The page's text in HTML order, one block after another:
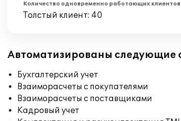
Количество одновременно работающих клиентов
Толстый клиент: 40
Автоматизированы следующие
Бухгалтерский учет
Взаиморасчеты с покупателями
Взаиморасчеты с поставщиками
Кадровый учет